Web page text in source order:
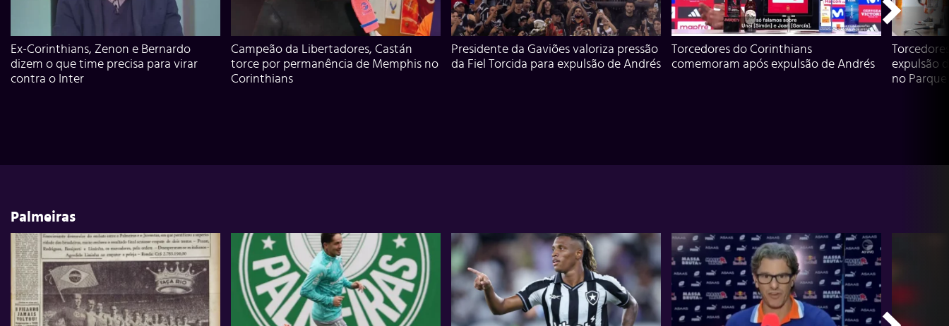
Ex-Corinthians, Zenon e Bernardo
dizem o que time precisa para virar
contra o Inter
Campeão da Libertadores, Castán
torce por permanência de Memphis no
Corinthians
Presidente da Gaviões valoriza pressão
da Fiel Torcida para expulsão de Andrés
Torcedores do Corinthians
comemoram após expulsão de Andrés
expulsão
no Parque
Palmeiras